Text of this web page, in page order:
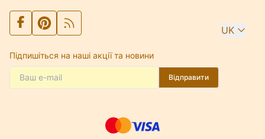
UK
Підпишіться на наші акції та новини
Відправити